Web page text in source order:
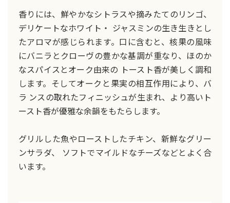
香りには、鮮やかなシトラスや摘みたてのリンゴ、
デリケートなホワイト・ ジャスミンの生き生きとし
たアロマが感じられます。口に含むと、核果の風味
にバニラとクローヴの豊かな基調が重なり、ほのか
なスパイスとオーク由来の トースト香が美しく調和
します。そしてオークと果実の相互作用により、バ
ラ ンスの取れたフィニッシュが生まれ、より高いト
ースト香が優雅な余韻をもたらします。
グリルした魚やローストしたチキン、新鮮なグリー
ンサラダ、 ソフトでマイルドなチーズなどとよく合
います。